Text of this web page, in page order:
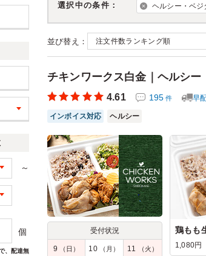
選択中の条件： ヘルシー・ベジ
並び替え：
チキンワークス白金｜ヘルシー
4.61 195 件 早
インボイス対応 ヘルシー
受付状況
9 （日） 10 （月） 11 （火）
鶏もも
1,080円
～
個
、配達無